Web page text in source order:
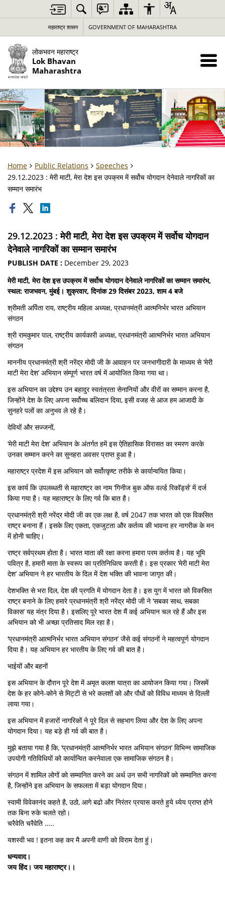
महाराष्ट्र शासन GOVERNMENT OF MAHARASHTRA
लोकभवन महाराष्ट्र
Lok Bhavan
Maharashtra
Home Public Relations
Speeches
29.12.2023 : मेरी माटी, मेरा देश इस उपक्रम में सर्वोच योगदान देनेवाले नागरिकों का
सम्मान समारंभ
29.12.2023 : मेरी माटी, मेरा देश इस उपक्रम में सर्वोच योगदान
देनेवाले नागरिकों का सम्मान समारंभ
PUBLISH DATE : December 29, 2023
मेरी माटी, मेरा देश इस उपक्रम में सर्वोच योगदान देनेवाले नागरिकों का सम्मान समारंभ,
स्थल: राजभवन, मुंबई। शुक्रवार, दिनांक 29 दिसंबर 2023, शाम 4 बजे
श्रीमती अर्पिता राय, राष्ट्रीय महिला अध्यक्ष, प्रधानमंत्री आत्मनिर्भर भारत अभियान
संगठन
श्री रामकुमार पाल, राष्ट्रीय कार्यकारी अध्यक्ष, प्रधानमंत्री आत्मनिर्भर भारत अभियान
संगठन
माननीय प्रधानमंत्री श्री नरेंद्र मोदी जी के आवाहन पर जनभागीदारी के माध्यम से ‘मेरी
माटी मेरा देश’ अभियान संम्पूर्ण भारत वर्ष में आयोजित किया गया था।
इस अभियान का उद्देश्य उन बहादुर स्वतंत्रता सेनानियों और वीरों का सम्मान करना है,
जिन्होंने देश के लिए अपना सर्वोच्च बलिदान दिया, इसी वजह से आज हम आजादी के
सुनहरे पलों का अनुभव ले रहे है।
देव‍ियों और सज्जनों,
‘मेरी माटी मेरा देश’ अभियान के अंतर्गत हमें इस ऐतिहासिक विरासत का स्मरण करके
उनका सम्मान करने का सुनहरा अवसर प्राप्त हुआ है।
महाराष्ट्र प्रदेश में इस अभियान को सर्वोत्कृष्ट तरीके से कार्यान्वयित किया।
इस कार्य कि उपलब्धती से महाराष्ट्र का नाम ‘गिनीज बुक ऑफ वर्ल्ड रिकॉर्ड्स’ में दर्ज
किया गया है। यह महाराष्ट्र के लिए गर्व कि बात है।
प्रधानमंत्री श्री नरेंद्र मोदी जी का एक लक्ष है, वर्ष 2047 तक भारत को एक विकसित
राष्ट्र बनाना हैं। इसके लिए एकता, एकजुटता और कर्तव्य की भावना हर नागरीक के मन
में होनी चाहिए।
राष्ट्र सर्वप्रथम होता है। भारत माता की रक्षा करना हमारा परम कर्तव्य है। यह भूमि
पवित्र है, हमारी माता के स्वरूप का प्रतिनिधित्व करती है। इस प्रकार ‘मेरी माटी मेरा
देश’ अभियान ने हर भारतीय के दिल में देश भक्ति की भावना जागृत की।
देशभक्ति से भरा दिल, देश की प्रगति में योगदान देता है। इस युग में भारत को विकसित
राष्ट्र बनाने के लिए हमारे प्रधानमंत्री श्री नरेंद्र मोदी जी ने ‘सबका साथ, सबका
विकास’ यह मंत्र दिया है। इसलिए पूरे भारत देश मैं कई अभियान चल रहे हैं और इस
अभियान को भी अच्छा प्रतिसाद मिल रहा है।
‘प्रधानमंत्री आत्मनिर्भर भारत अभियान संगठन’ जैसे कई संगठनों ने महत्वपूर्ण योगदान
दिया है। यह अभियान हर भारतीय के लिए गर्व की बात है।
भाईयों और बहनों
इस अभियान के दौरान पूरे देश में अमृत कलश यात्रा का आयोजन किया गया। जिसमें
देश के हर कोने-कोने से मिट्टी से भरे कलशों को और पौधों को विविध माध्यम से दिल्ली
लाया गया।
इस अभियान में हजारों नागरिकों ने पूरे दिल से सहभाग लिया और देश के लिए अपना
योगदान दिया। यह बड़े ही गर्व की बात है।
मुझे बताया गया है कि, ‘प्रधानमंत्री आत्मनिर्भर भारत अभियान संगठन’ विभिन्न सामाजिक
उपयोगी गतिविधियों को कार्यान्वित करनेवाला एक सामाजिक संगठन है।
संगठन में शामिल लोगों को सम्मानित करने का अर्थ उन सभी नागरिकों को सम्मानित करना
है, जिन्होंने इस अभियान के सफलता में बड़ा योगदान दिया।
स्वामी विवेकानंद कहते है, उठो, आगे बढो और निरंतर प्रयास करते हुये ध्येय प्राप्त होने
तक बिना रुके चलते रहो।
चरैवेति चरैवेति …..
यशस्वी भव ! इतना कह कर मै अपनी वाणी को विराम देता हुं।
धन्यवाद।
जय हिंद। जय महाराष्ट्र।।